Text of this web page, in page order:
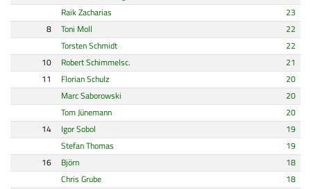
Raik Zacharias
23
8
Toni Moll
22
Torsten Schmidt
22
10
Robert Schimmelsc.
21
11
Florian Schulz
20
Marc Saborowski
20
Tom Jünemann
20
14
Igor Sobol
19
Stefan Thomas
19
16
Björn
18
Chris Grube
18